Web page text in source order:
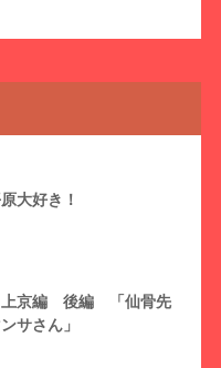
大好き！
京編 後編 「仙骨先
サさん」